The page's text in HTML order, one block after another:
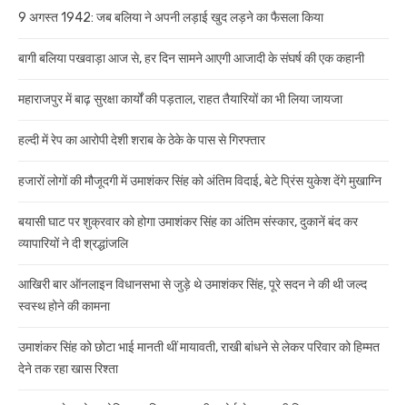
9 अगस्त 1942: जब बलिया ने अपनी लड़ाई खुद लड़ने का फैसला किया
बागी बलिया पखवाड़ा आज से, हर दिन सामने आएगी आजादी के संघर्ष की एक कहानी
महाराजपुर में बाढ़ सुरक्षा कार्यों की पड़ताल, राहत तैयारियों का भी लिया जायजा
हल्दी में रेप का आरोपी देशी शराब के ठेके के पास से गिरफ्तार
हजारों लोगों की मौजूदगी में उमाशंकर सिंह को अंतिम विदाई, बेटे प्रिंस युकेश देंगे मुखाग्नि
बयासी घाट पर शुक्रवार को होगा उमाशंकर सिंह का अंतिम संस्कार, दुकानें बंद कर
व्यापारियों ने दी श्रद्धांजलि
आखिरी बार ऑनलाइन विधानसभा से जुड़े थे उमाशंकर सिंह, पूरे सदन ने की थी जल्द
स्वस्थ होने की कामना
उमाशंकर सिंह को छोटा भाई मानती थीं मायावती, राखी बांधने से लेकर परिवार को हिम्मत
देने तक रहा खास रिश्ता